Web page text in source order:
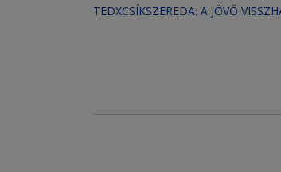
TEDXCSÍKSZEREDA: A JÖVŐ